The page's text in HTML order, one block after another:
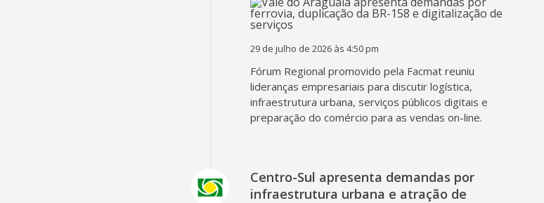
29 de julho de 2026 às 4:50 pm
Fórum Regional promovido pela Facmat reuniu
lideranças empresariais para discutir logística,
infraestrutura urbana, serviços públicos digitais e
preparação do comércio para as vendas on-line.
Centro-Sul apresenta demandas por
infraestrutura urbana e atração de